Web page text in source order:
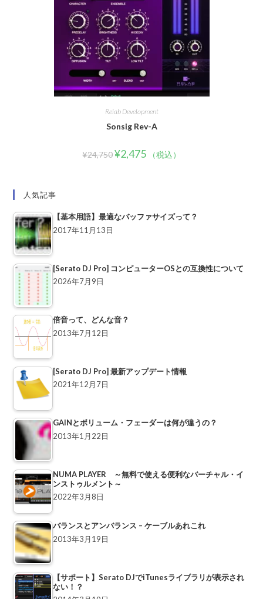
Relab Development
Sonsig Rev-A
¥24,750¥2,475 （税込）
人気記事
【基本用語】最適なバッファサイズって？
2017年11月13日
[Serato DJ Pro] コンピューターOSとの互換性について
2026年7月9日
倍音って、どんな音？
2013年7月12日
[Serato DJ Pro] 最新アップデート情報
2021年12月7日
GAINとボリューム・フェーダーは何が違うの？
2013年1月22日
NUMA PLAYER ～無料で使える便利なバーチャル・イ
ンストゥルメント～
2022年3月8日
バランスとアンバランス – ケーブルあれこれ
2013年3月19日
【サポート】Serato DJでiTunesライブラリが表示され
ない！？